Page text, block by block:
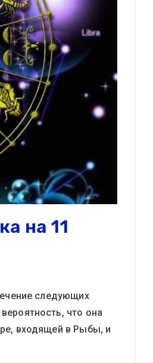
на 11
следующих
что она
входящей в Рыбы, и